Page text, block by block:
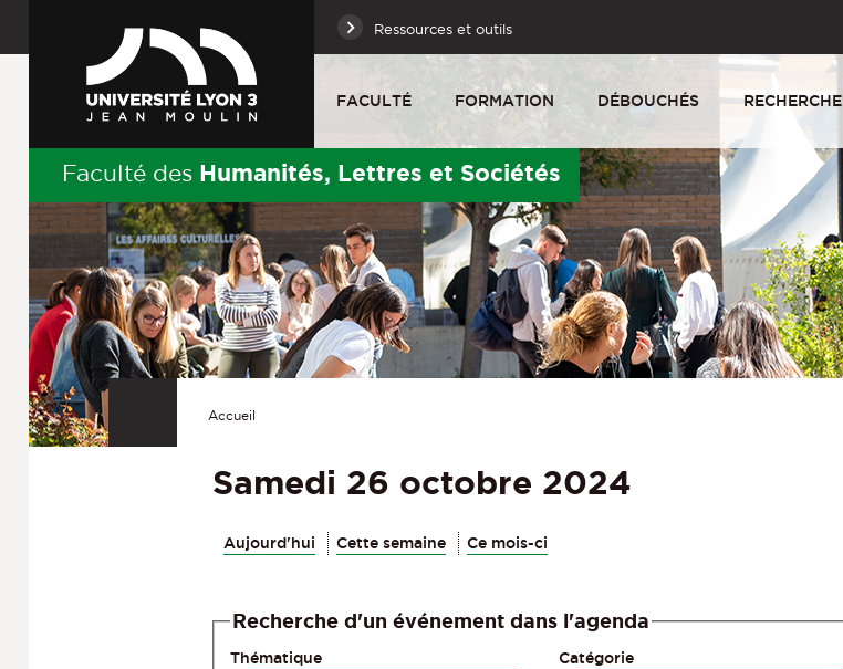
Ressources et outils
FACULTÉ FORMATION DÉBOUCHÉS RECHERCHE
Faculté des Humanités, Lettres et Sociétés
Accueil
Samedi 26 octobre 2024
Aujourd'hui Cette semaine Ce mois-ci
Recherche d'un événement dans l'agenda
Thématique Catégorie